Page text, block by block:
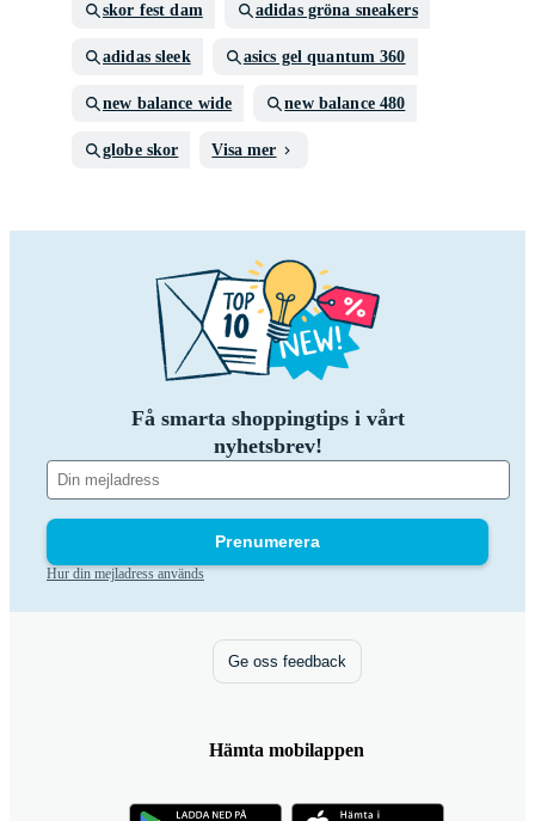
skor fest dam adidas gröna sneakers
adidas sleek asics gel quantum 360
new balance wide new balance 480
globe skor Visa mer
Få smarta shoppingtips i vårt
nyhetsbrev!
Prenumerera
Hur din mejladress används
Ge oss feedback
Hämta mobilappen